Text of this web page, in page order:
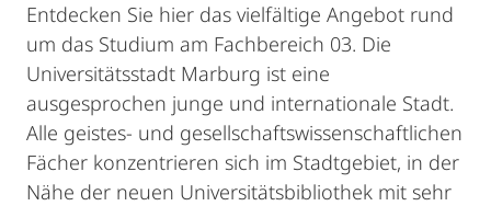
Entdecken Sie hier das vielfältige Angebot rund
um das Studium am Fachbereich 03. Die
Universitätsstadt Marburg ist eine
ausgesprochen junge und internationale Stadt.
Alle geistes- und gesellschaftswissenschaftlichen
Fächer konzentrieren sich im Stadtgebiet, in der
Nähe der neuen Universitätsbibliothek mit sehr